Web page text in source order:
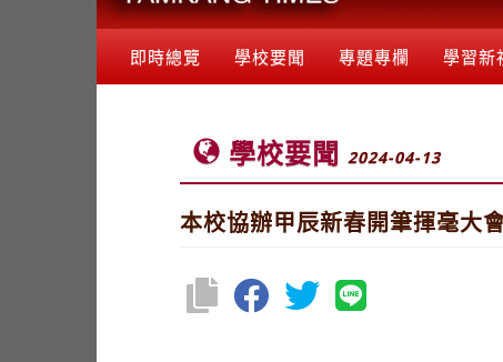
即時總覽 學校要聞 專題專欄 學習新
學校要聞 2024-04-13
本校協辦甲辰新春開筆揮毫大